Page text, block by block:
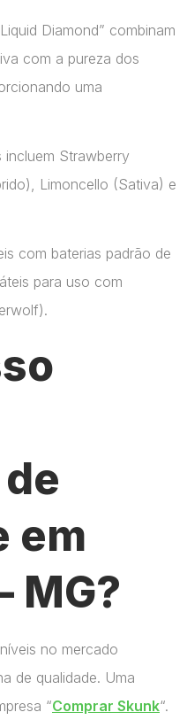
Diamond” combinam
com a pureza dos
uma
incluem Strawberry
Limoncello (Sativa) e
com baterias padrão de
para uso com
em
MG?
no mercado
de qualidade. Uma
“Comprar Skunk“.